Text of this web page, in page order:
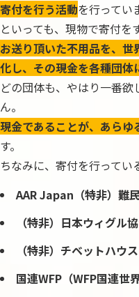
寄付を行う活動を行ってい
といっても、現物で寄付を
お送り頂いた不用品を、
化し、その現金を各種団体
どの団体も、やはり一番
ん。
現金であることが、あらゆ
す。
ちなみに、寄付を行ってい
AAR Japan（特非）難
（特非）日本ウィグル
（特非）チベットハウス
国連WFP（WFP国連世